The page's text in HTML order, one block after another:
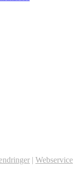
| Webservice